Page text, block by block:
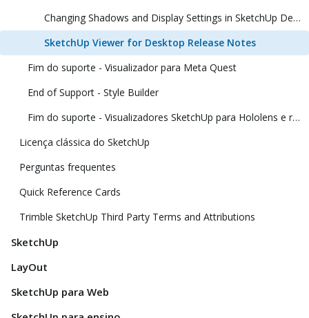
Changing Shadows and Display Settings in SketchUp Desktop Viewer
SketchUp Viewer for Desktop Release Notes
Fim do suporte - Visualizador para Meta Quest
End of Support - Style Builder
Fim do suporte - Visualizadores SketchUp para Hololens e realidade virtual
Licença clássica do SketchUp
Perguntas frequentes
Quick Reference Cards
Trimble SketchUp Third Party Terms and Attributions
SketchUp
LayOut
SketchUp para Web